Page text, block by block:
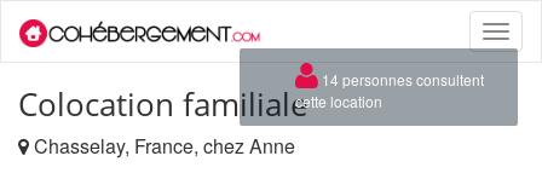
Toggle
Colocation familiale
Chasselay, France, chez Anne
×
14 personnes consultent
cette location